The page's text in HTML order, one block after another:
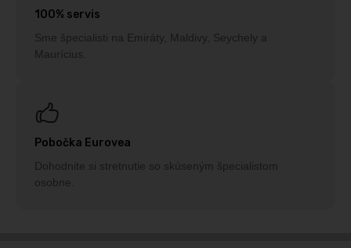
100% servis
Sme špecialisti na Emiráty, Maldivy, Seychely a
Maurícius.
Pobočka Eurovea
Dohodnite si stretnutie so skúseným špecialistom
osobne.